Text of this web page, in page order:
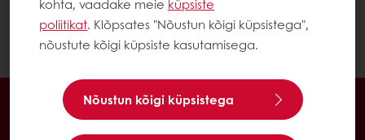
loeksid enne toodete söömist nende
koostisosade loetelusid.
kohta, vaadake meie küpsiste
poliitikat. Klõpsates "Nõustun kõigi küpsistega",
nõustute kõigi küpsiste kasutamisega.
Nõustun kõigi küpsistega
Veebis 24/7
Eksklusiivsed pakkumised
Inspireerivad retseptid
Klientide ülevaated